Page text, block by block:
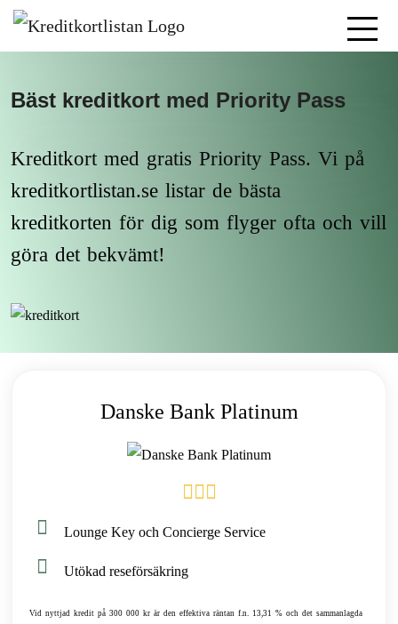
Bäst kreditkort med Priority Pass
Kreditkort med gratis Priority Pass. Vi på
kreditkortlistan.se listar de bästa
kreditkorten för dig som flyger ofta och vill
göra det bekvämt!
Danske Bank Platinum
Lounge Key och Concierge Service
Utökad reseförsäkring
Vid nyttjad kredit på 300 000 kr är den effektiva räntan f.n. 13,31 % och det sammanlagda